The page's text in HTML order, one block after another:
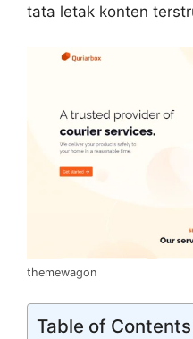
tata letak konten
themewagon
Table of Contents